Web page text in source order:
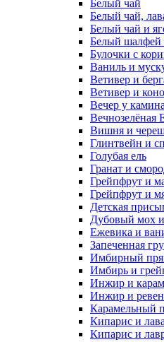
Белый чай
Белый чай,
Белый чай и
Белый шалфей
Булочки с
Ваниль и
Ветивер и
Ветивер и
Вечер у камина
Вечнозелёная
Вишня и
Глинтвейн и
Голубая ель
Гранат и
Грейпфрут и
Грейпфрут и
Детская
Дубовый мох
Ежевика и
Запеченная
Имбирный
Имбирь и
Инжир и
Инжир и
Карамельный
Кипарис и
Кипарис и